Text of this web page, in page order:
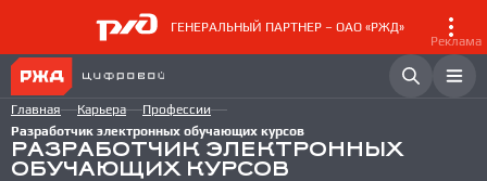
ГЕНЕРАЛЬНЫЙ ПАРТНЕР – ОАО «РЖД»
Реклама
Главная Карьера
Профессии
Разработчик электронных обучающих курсов
РАЗРАБОТЧИК ЭЛЕКТРОННЫХ
ОБУЧАЮЩИХ КУРСОВ